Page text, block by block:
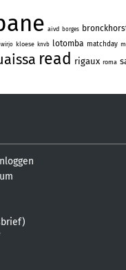
aivd borges
kloese knvb lotomba matchday
read rigaux roma